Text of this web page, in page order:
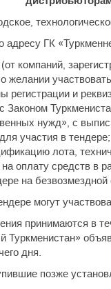
адресу ГК
(от компаний,
желании
регистрации и
Законом
нужд», с
участия в тендере;
лота,
на оплату средств в
на безвозмездной
могут
принимаются в
Туркменистан»
дня.
позже